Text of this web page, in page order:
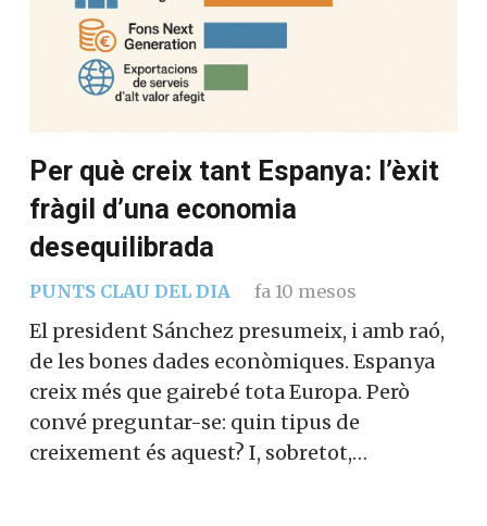
Per què creix tant Espanya: l’èxit
fràgil d’una economia
desequilibrada
PUNTS CLAU DEL DIA fa 10 mesos
El president Sánchez presumeix, i amb raó,
de les bones dades econòmiques. Espanya
creix més que gairebé tota Europa. Però
convé preguntar-se: quin tipus de
creixement és aquest? I, sobretot,…